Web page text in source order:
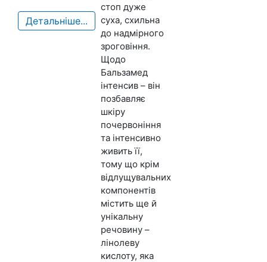
Детальніше...
стоп дуже
суха, схильна
до надмірного
зроговіння.
Щодо
Бальзамед
інтенсив – він
позбавляє
шкіру
почервоніння
та інтенсивно
живить її,
тому що крім
відлущувальних
компонентів
містить ще й
унікальну
речовину –
лінолеву
кислоту, яка